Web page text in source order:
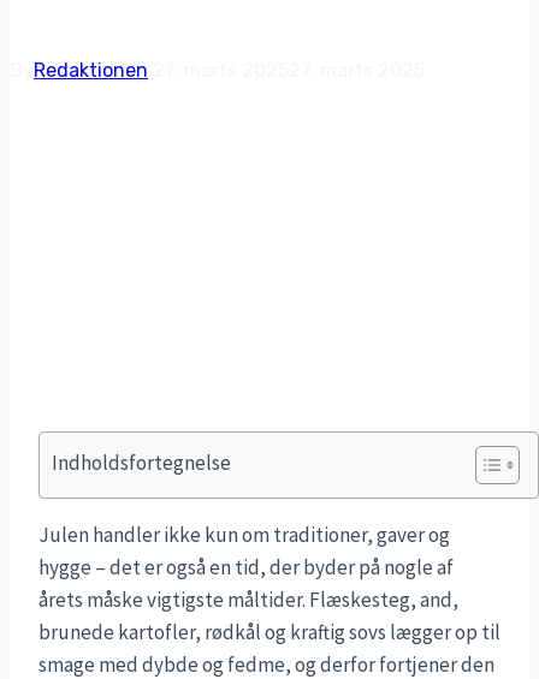
Redaktionen
Indholdsfortegnelse
Julen handler ikke kun om traditioner, gaver og
hygge – det er også en tid, der byder på nogle af
årets måske vigtigste måltider. Flæskesteg, and,
brunede kartofler, rødkål og kraftig sovs lægger op til
smage med dybde og fedme, og derfor fortjener den